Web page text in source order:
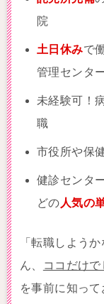
院
土日休みで
管理センタ
未経験可！
職
市役所や保
健診センタ
どの 人気の
「転職しよう
ん、
ココだけ
を事前に知って